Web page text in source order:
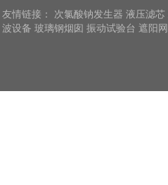
友情链接： 次氯酸钠发生器 液压滤芯
波设备 玻璃钢烟囱 振动试验台 遮阳网